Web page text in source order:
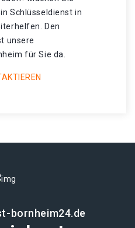
Schlüsseldienst in
Den
unsere
für Sie da.
bornheim24.de